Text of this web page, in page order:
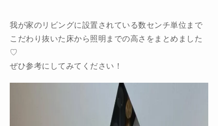
我が家のリビングに設置されている数センチ単位まで
こだわり抜いた床から照明までの高さをまとめました
♡
ぜひ参考にしてみてください！